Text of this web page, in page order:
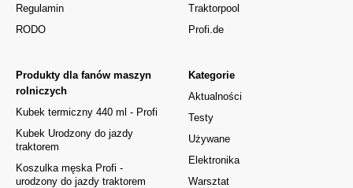
Regulamin
RODO
Kategorie
Aktualności
Testy
Używane
Elektronika
Warsztat
Produkty dla fanów maszyn
rolniczych
Kubek termiczny 440 ml - Profi
Kubek Urodzony do jazdy
traktorem
Koszulka męska Profi -
urodzony do jazdy traktorem
Traktorpool
Profi.de